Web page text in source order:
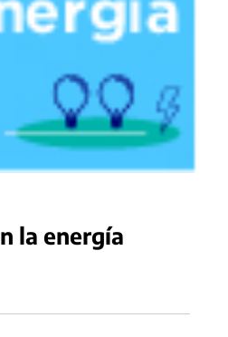
la energía